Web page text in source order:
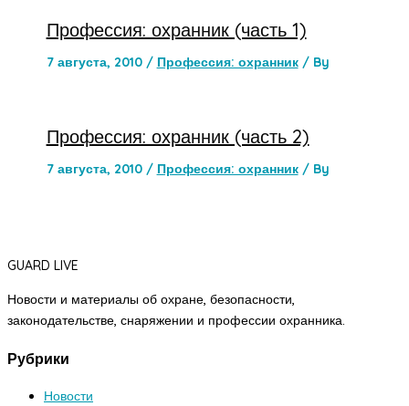
Профессия: охранник (часть 1)
7 августа, 2010 / Профессия: охранник/ By
Профессия: охранник (часть 2)
7 августа, 2010 / Профессия: охранник/ By
GUARD LIVE
Новости и материалы об охране, безопасности,
законодательстве, снаряжении и профессии охранника.
Рубрики
Новости